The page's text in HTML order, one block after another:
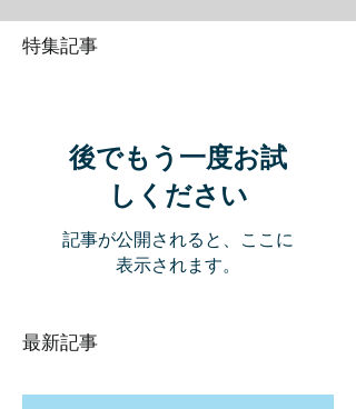
最新記事
特集記事
後でもう一度お試
しください
記事が公開されると、ここに
表示されます。